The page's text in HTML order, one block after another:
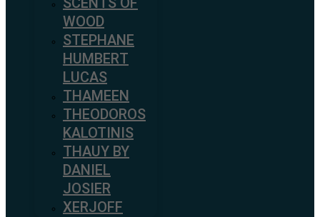
WOOD
STEPHANE
HUMBERT
LUCAS
THAMEEN
THEODOROS
KALOTINIS
THAUY BY
DANIEL
JOSIER
XERJOFF